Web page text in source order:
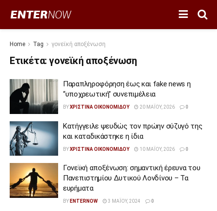
Home Tag γονεϊκή αποξένωση
Ετικέτα:γονεϊκή αποξένωση
Παραπληροφόρηση έως και fake news η
“υποχρεωτική” συνεπιμέλεια
BYΧΡΙΣΤΊΝΑ ΟΙΚΟΝΟΜΊΔΟΥ 20 ΜΑΪ́ΟΥ, 2026 0
Κατήγγειλε ψευδώς τον πρώην σύζυγό της
και καταδικάστηκε η ίδια
BYΧΡΙΣΤΊΝΑ ΟΙΚΟΝΟΜΊΔΟΥ 10 ΜΑΪ́ΟΥ, 2026 0
Γονεϊκή αποξένωση: σημαντική έρευνα του
Πανεπιστημίου Δυτικού Λονδίνου – Τα
ευρήματα
BY ENTERNOW 3 ΜΑΪ́ΟΥ, 2024 0